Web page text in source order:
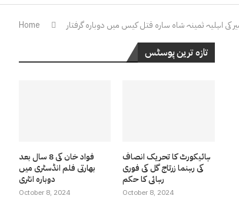
Home کی اہلیہ ثمینہ شاہ سارہ قتل کیس میں دوبارہ گرفتار
تازہ ترین پوسٹس
فواد خان کی 8 سال بعد
بھارتی فلم انڈسٹری میں
دوبارہ انٹری
October 8, 2024
ہائیکورٹ کا تحریک انصاف
کی رہنما زرتاج گل کی فوری
رہائی کا حکم
October 8, 2024